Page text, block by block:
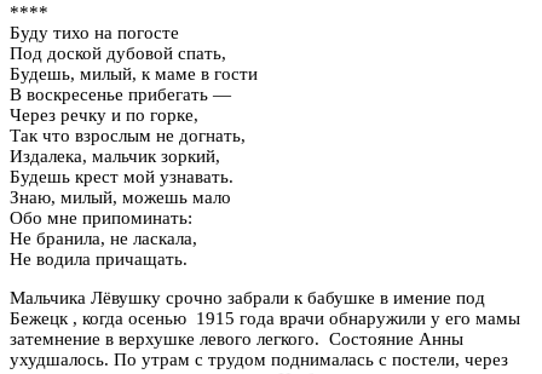
****
Буду тихо на погосте
Под доской дубовой спать,
Будешь, милый, к маме в гости
В воскресенье прибегать —
Через речку и по горке,
Так что взрослым не догнать,
Издалека, мальчик зоркий,
Будешь крест мой узнавать.
Знаю, милый, можешь мало
Обо мне припоминать:
Не бранила, не ласкала,
Не водила причащать.
Мальчика Лёвушку срочно забрали к бабушке в имение под
Бежецк , когда осенью 1915 года врачи обнаружили у его мамы
затемнение в верхушке левого легкого. Состояние Анны
ухудшалось. По утрам с трудом поднималась с постели, через